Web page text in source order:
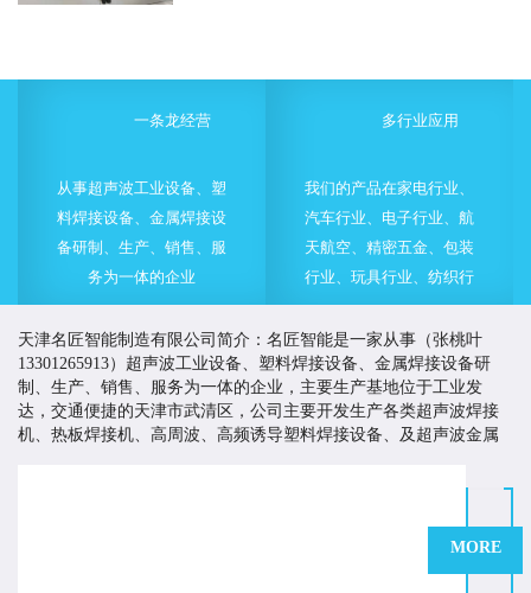
一条龙经营
从事超声波工业设备、塑
料焊接设备、金属焊接设
备研制、生产、销售、服
务为一体的企业
多行业应用
我们的产品在家电行业、
汽车行业、电子行业、航
天航空、精密五金、包装
行业、玩具行业、纺织行
业等的各类产品制造中都
得到了成功的使用
天津名匠智能制造有限公司简介：名匠智能是一家从事（张桃叶
13301265913）超声波工业设备、塑料焊接设备、金属焊接设备研
制、生产、销售、服务为一体的企业，主要生产基地位于工业发
达，交通便捷的天津市武清区，公司主要开发生产各类超声波焊接
机、热板焊接机、高周波、高频诱导塑料焊接设备、及超声波金属
价值。多年来，名匠智能持续改进生产工艺、严格控制产品质量、
不断加大技术开发的力度和投入，并积极引进技术，制造技术质量
优越的产品，为国内外客商提供多方面多途径的产品与服务。
MORE